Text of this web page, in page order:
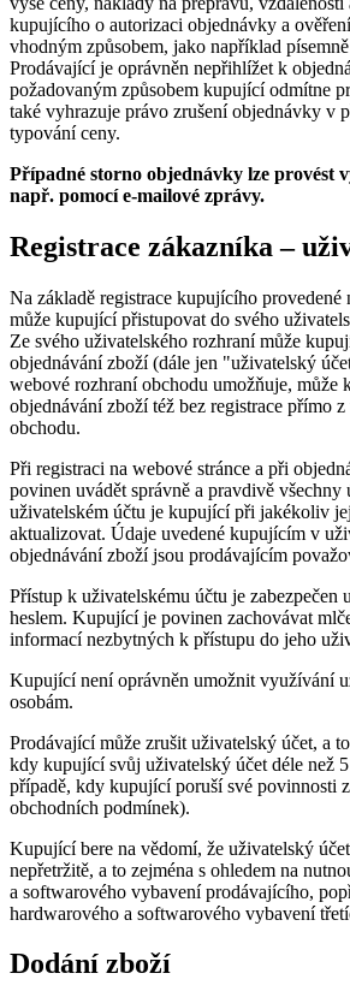
kupujícího o autorizaci objednávky a
vhodným způsobem, jako například
Prodávající je oprávněn nepřihlížet k
požadovaným způsobem kupující odmítne
také vyhrazuje právo zrušení objednávky v
typování ceny.
Případné storno objednávky lze provést
např. pomocí e-mailové zprávy.
Registrace zákazníka –
Na základě registrace kupujícího provedené
může kupující přistupovat do svého
Ze svého uživatelského rozhraní může
objednávání zboží (dále jen "uživatelský
webové rozhraní obchodu umožňuje, může
objednávání zboží též bez registrace přímo
obchodu.
Při registraci na webové stránce a při
povinen uvádět správně a pravdivě všechny
uživatelském účtu je kupující při jakékoliv
aktualizovat. Údaje uvedené kupujícím v
objednávání zboží jsou prodávajícím
Přístup k uživatelskému účtu je zabezpečen
heslem. Kupující je povinen zachovávat
informací nezbytných k přístupu do jeho
Kupující není oprávněn umožnit využívání
osobám.
Prodávající může zrušit uživatelský účet, a
kdy kupující svůj uživatelský účet déle než
případě, kdy kupující poruší své povinnosti
obchodních podmínek).
Kupující bere na vědomí, že uživatelský
nepřetržitě, a to zejména s ohledem na
a softwarového vybavení prodávajícího,
hardwarového a softwarového vybavení
Dodání zboží